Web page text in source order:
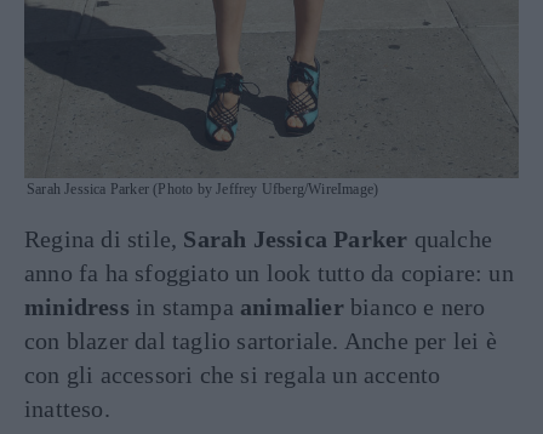
Sarah Jessica Parker (Photo by Jeffrey Ufberg/WireImage)
Regina di stile, Sarah Jessica Parker qualche
anno fa ha sfoggiato un look tutto da copiare: un
minidress in stampa animalierbianco e nero
con blazer dal taglio sartoriale. Anche per lei è
con gli accessori che si regala un accento
inatteso.